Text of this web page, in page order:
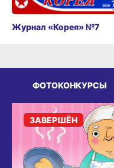
Журнал «Корея» №7
ФОТОКОНКУРСЫ
ЗАВЕРШЁН